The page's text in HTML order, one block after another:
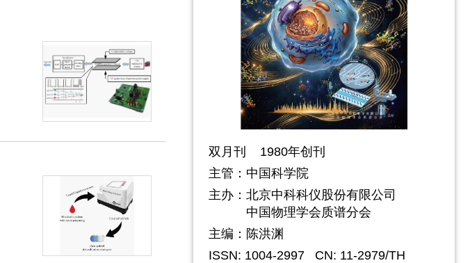
双月刊 1980年创刊
主管：中国科学院
主办： 北京中科科仪股份有限公司
中国物理学会质谱分会
主编：陈洪渊
ISSN: 1004-2997 CN: 11-2979/TH